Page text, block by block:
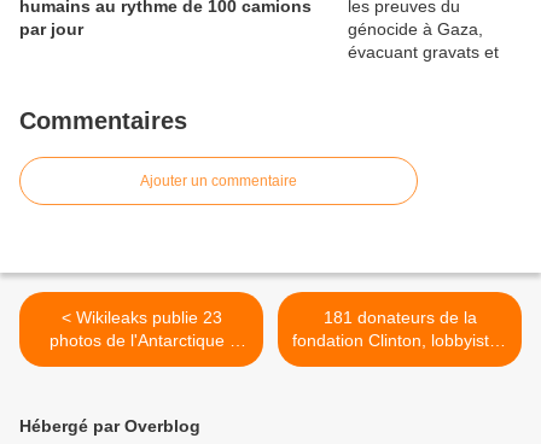
humains au rythme de 100 camions
par jour
Commentaires
Ajouter un commentaire
< Wikileaks publie 23
photos de l'Antarctique :
pourquoi ?
181 donateurs de la
fondation Clinton, lobbyistes
de la secrétaire d'Etat
Hébergé par Overblog